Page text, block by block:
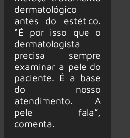
dermatológico
antes do estético.
“É por isso que o
dermatologista
precisa sempre
examinar a pele do
paciente. É a base
do nosso
atendimento. A
pele fala”,
comenta.